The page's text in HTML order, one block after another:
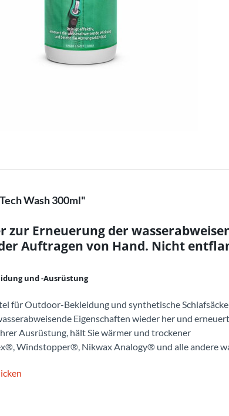
Wash 300ml"
zur Erneuerung der
Auftragen von Hand. Nicht
und -Ausrüstung
für Outdoor-Bekleidung und synthetische Schlafsäcke
Eigenschaften wieder her und
Ausrüstung, hält Sie wärmer und trockener
Windstopper®, Nikwax Analogy® und alle andere